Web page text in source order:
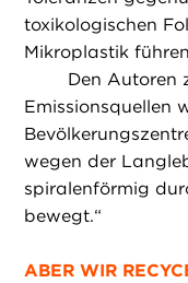
toxikologischen
Mikroplastik
Den Autoren
Emissionsquellen
wegen der
spiralenförmig
bewegt.“
ABER WIR